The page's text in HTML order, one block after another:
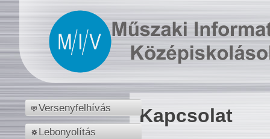
Versenyfelhívás
Lebonyolítás
Kapcsolat